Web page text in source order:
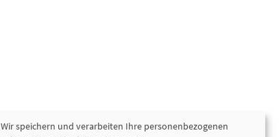
Wir speichern und verarbeiten Ihre personenbezogenen